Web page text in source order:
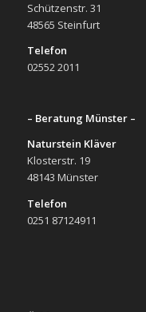
Schützenstr. 31
48565 Steinfurt
Telefon
02552 2011
– Beratung Münster –
Naturstein Kläver
Klosterstr. 19
48143 Münster
Telefon
0251 87124911